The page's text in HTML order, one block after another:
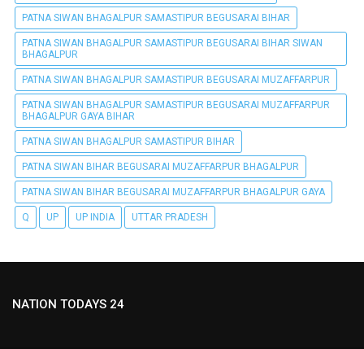
PATNA SIWAN BHAGALPUR SAMASTIPUR BEGUSARAI BIHAR
PATNA SIWAN BHAGALPUR SAMASTIPUR BEGUSARAI BIHAR SIWAN
BHAGALPUR
PATNA SIWAN BHAGALPUR SAMASTIPUR BEGUSARAI MUZAFFARPUR
PATNA SIWAN BHAGALPUR SAMASTIPUR BEGUSARAI MUZAFFARPUR
BHAGALPUR GAYA BIHAR
PATNA SIWAN BHAGALPUR SAMASTIPUR BIHAR
PATNA SIWAN BIHAR BEGUSARAI MUZAFFARPUR BHAGALPUR
PATNA SIWAN BIHAR BEGUSARAI MUZAFFARPUR BHAGALPUR GAYA
Q UP UP INDIA UTTAR PRADESH
NATION TODAYS 24